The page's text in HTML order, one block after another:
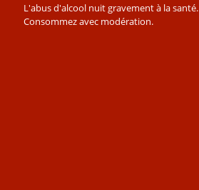
L'abus d'alcool nuit gravement à la santé.
Consommez avec modération.